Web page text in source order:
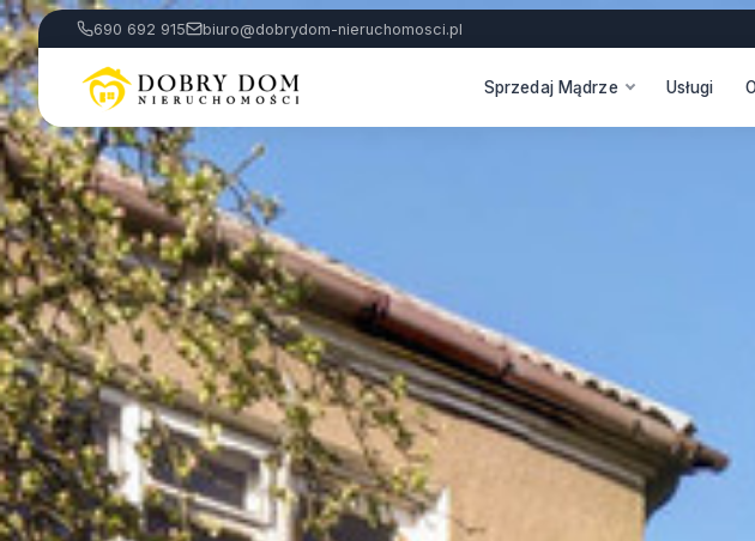
690 692 915 biuro@dobrydom-nieruchomosci.pl
Sprzedaj Mądrze Usługi